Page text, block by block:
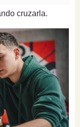
cruzarla.